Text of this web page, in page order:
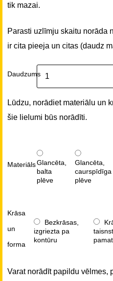
tik mazai.
Parasti uzlīmju skaitu norāda
ir cita pieeja un citas (daudz
Daudzums
Lūdzu, norādiet materiālu un
šie lielumi būs norādīti.
MateriālsGlancēta,
balta
plēve
Glancēta,
caurspīdīga
plēve
Krāsa
un
forma
Bezkrāsas,
izgriezta pa
kontūru
Varat norādīt papildu vēlmes,